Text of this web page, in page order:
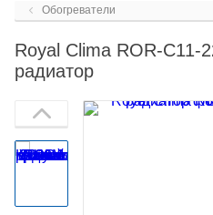
Обогреватели
Royal Clima ROR-C11-
радиатор